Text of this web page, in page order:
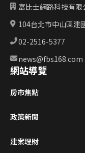
富比士網路科技有限
104台北市中山區建
02-2516-5377
news@fbs168.com
網站導覽
房市焦點
政策新聞
建案理財